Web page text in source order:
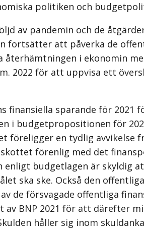
politiken och
av pandemin och de
fortsätter att påverka de
återhämtningen i ekonomin
2022 för att uppvisa ett
finansiella sparande för 2021
i budgetpropositionen för
föreligger en tydlig avvikelse
förenlig med det
enligt budgetlagen är skyldig
ska ske. Också den
de försvagade offentliga
av BNP 2021 för att därefter
håller sig inom